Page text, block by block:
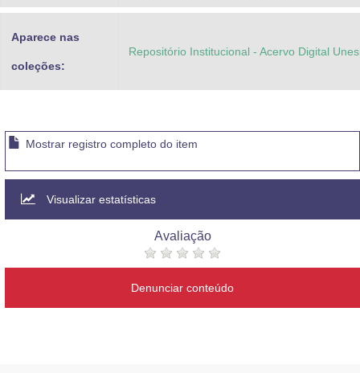
Aparece nas
coleções:
Repositório Institucional - Acervo Digital
Mostrar registro completo do item
Visualizar estatísticas
Avaliação
Denunciar conteúdo